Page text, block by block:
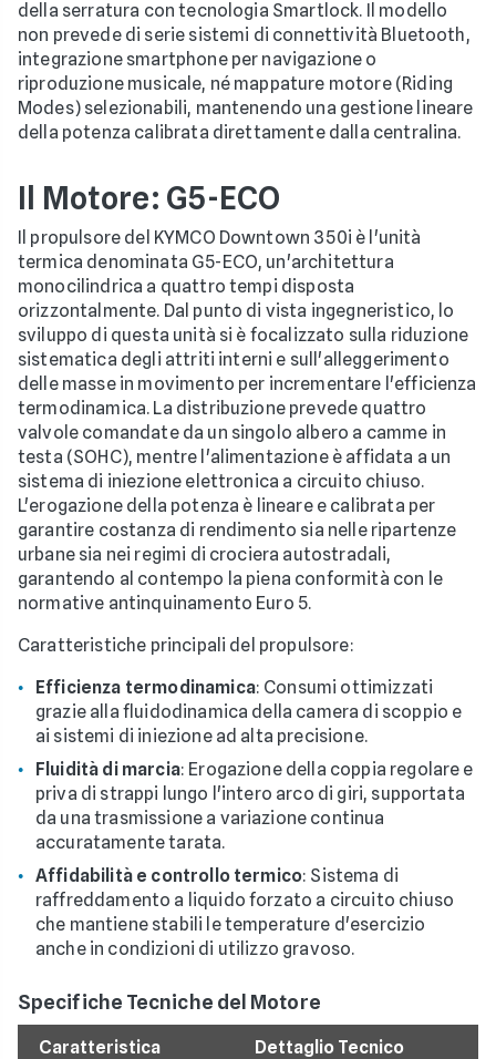
della serratura con tecnologia Smartlock. Il modello
non prevede di serie sistemi di connettività Bluetooth,
integrazione smartphone per navigazione o
riproduzione musicale, né mappature motore (Riding
Modes) selezionabili, mantenendo una gestione lineare
della potenza calibrata direttamente dalla centralina.
Il Motore: G5-ECO
Il propulsore del KYMCO Downtown 350i è l'unità
termica denominata G5-ECO, un'architettura
monocilindrica a quattro tempi disposta
orizzontalmente. Dal punto di vista ingegneristico, lo
sviluppo di questa unità si è focalizzato sulla riduzione
sistematica degli attriti interni e sull'alleggerimento
delle masse in movimento per incrementare l'efficienza
termodinamica. La distribuzione prevede quattro
valvole comandate da un singolo albero a camme in
testa (SOHC), mentre l'alimentazione è affidata a un
sistema di iniezione elettronica a circuito chiuso.
L'erogazione della potenza è lineare e calibrata per
garantire costanza di rendimento sia nelle ripartenze
urbane sia nei regimi di crociera autostradali,
garantendo al contempo la piena conformità con le
normative antinquinamento Euro 5.
Caratteristiche principali del propulsore:
Efficienza termodinamica: Consumi ottimizzati
grazie alla fluidodinamica della camera di scoppio e
ai sistemi di iniezione ad alta precisione.
Fluidità di marcia: Erogazione della coppia regolare e
priva di strappi lungo l'intero arco di giri, supportata
da una trasmissione a variazione continua
accuratamente tarata.
Affidabilità e controllo termico: Sistema di
raffreddamento a liquido forzato a circuito chiuso
che mantiene stabili le temperature d'esercizio
anche in condizioni di utilizzo gravoso.
Specifiche Tecniche del Motore
Caratteristica Dettaglio Tecnico